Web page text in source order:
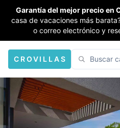
Garantía del mejor precio en
casa de vacaciones más
o correo electrónico y
CROVILLAS